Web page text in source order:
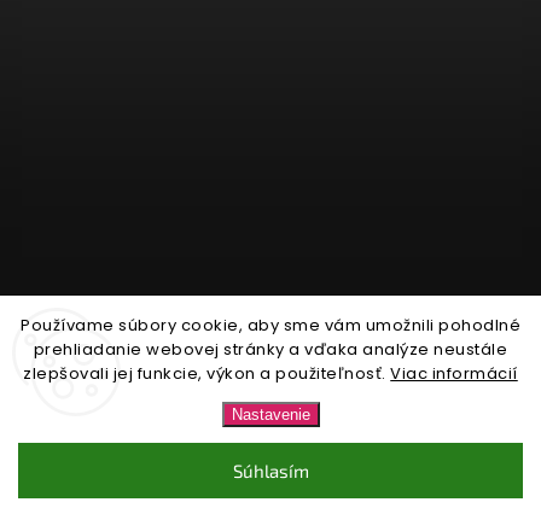
Používame súbory cookie, aby sme vám umožnili pohodlné
prehliadanie webovej stránky a vďaka analýze neustále
zlepšovali jej funkcie, výkon a použiteľnosť.Viac informácií
Nastavenie
Súhlasím
Sledovať na Instagrame
Nonari.sk. Všetky práva vyhradené.
Upraviť nastavenie cookies
Shoptet| Design